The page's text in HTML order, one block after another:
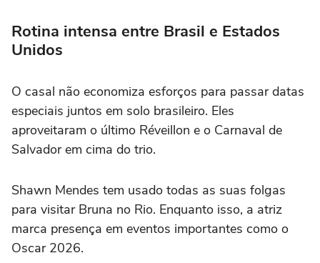
Rotina intensa entre Brasil e Estados
Unidos
O casal não economiza esforços para passar datas
especiais juntos em solo brasileiro. Eles
aproveitaram o último Réveillon e o Carnaval de
Salvador em cima do trio.
Shawn Mendes tem usado todas as suas folgas
para visitar Bruna no Rio. Enquanto isso, a atriz
marca presença em eventos importantes como o
Oscar 2026.